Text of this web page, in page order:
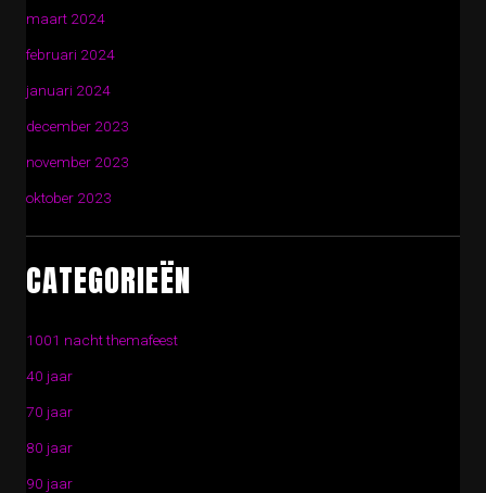
maart 2024
februari 2024
januari 2024
december 2023
november 2023
oktober 2023
CATEGORIEËN
1001 nacht themafeest
40 jaar
70 jaar
80 jaar
90 jaar